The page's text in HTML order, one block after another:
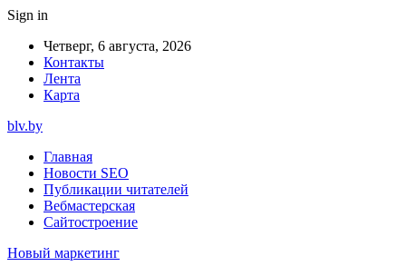
Sign in
Четверг, 6 августа, 2026
Контакты
Лента
Карта
blv.by
Главная
Новости SEO
Публикации читателей
Вебмастерская
Сайтостроение
Новый маркетинг